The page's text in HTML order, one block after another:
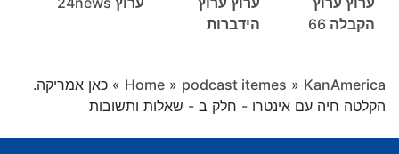
הקבלה 66
הידברות
Home » podcast itemes » KanAmerica
» כאן אמריקה.
הקלטה חיה עם אינטרו - חלק ב - שאלות ותשובות